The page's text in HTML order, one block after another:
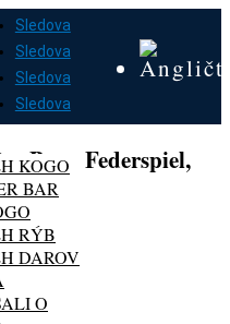
Sledova
Sledova
Sledova
Sledova
KOGO
BAR
RÝB
DAROV
O
Burg Federspiel,